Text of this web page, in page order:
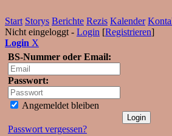
Start Storys Berichte Rezis Kalender
Nicht eingeloggt - Login [Registrieren]
Login X
BS-Nummer oder Email:
Passwort:
Angemeldet bleiben
Passwort vergessen?